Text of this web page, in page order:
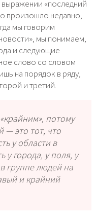
выражении «последний
произошло недавно,
мы говорим
мы понимаем,
и следующие
слово со словом
на порядок в ряду,
и третий.
потому
— это тот, что
у области в
у города, у поля, у
группе людей на
и крайний